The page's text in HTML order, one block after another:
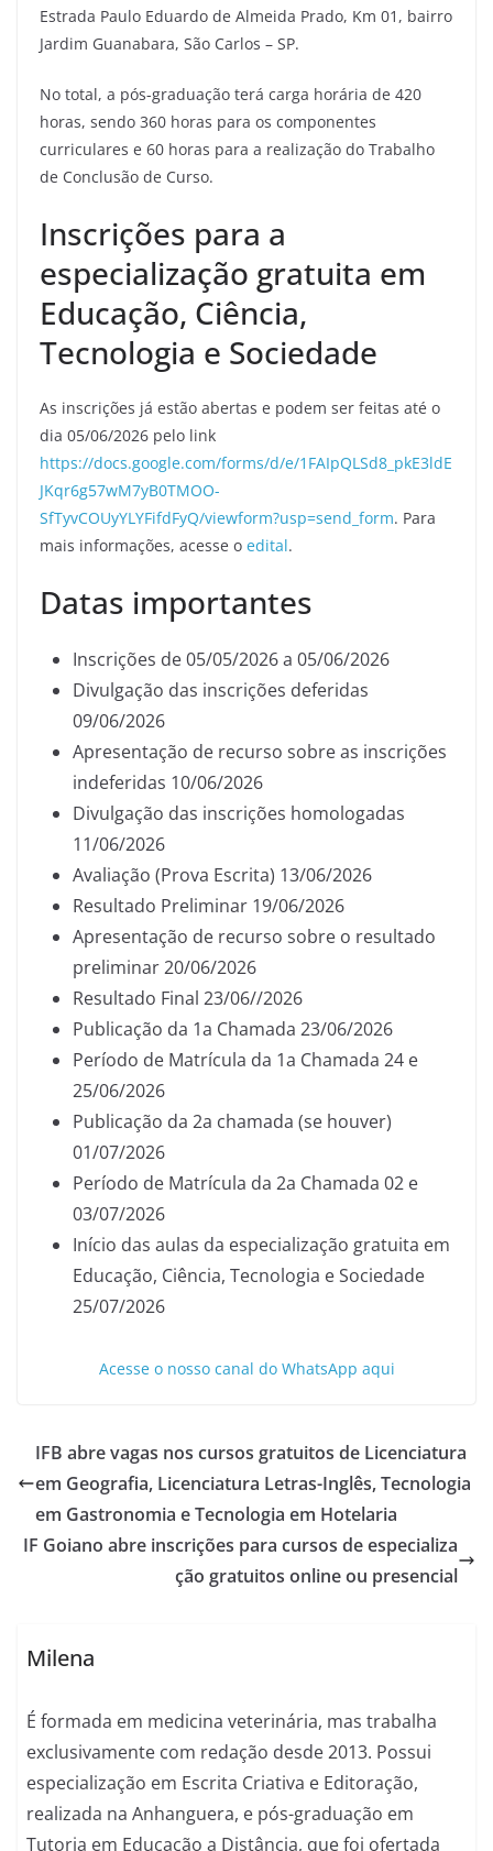
Estrada Paulo Eduardo de Almeida Prado, Km 01, bairro
Jardim Guanabara, São Carlos – SP.
No total, a pós-graduação terá carga horária de 420
horas, sendo 360 horas para os componentes
curriculares e 60 horas para a realização do Trabalho
de Conclusão de Curso.
Inscrições para a
especialização gratuita em
Educação, Ciência,
Tecnologia e Sociedade
As inscrições já estão abertas e podem ser feitas até o
dia 05/06/2026 pelo link
https://docs.google.com/forms/d/e/1FAIpQLSd8_pkE3ldE
JKqr6g57wM7yB0TMOO-
SfTyvCOUyYLYFifdFyQ/viewform?usp=send_form. Para
mais informações, acesse o edital.
Datas importantes
Inscrições de 05/05/2026 a 05/06/2026
Divulgação das inscrições deferidas
09/06/2026
Apresentação de recurso sobre as inscrições
indeferidas 10/06/2026
Divulgação das inscrições homologadas
11/06/2026
Avaliação (Prova Escrita) 13/06/2026
Resultado Preliminar 19/06/2026
Apresentação de recurso sobre o resultado
preliminar 20/06/2026
Resultado Final 23/06//2026
Publicação da 1a Chamada 23/06/2026
Período de Matrícula da 1a Chamada 24 e
25/06/2026
Publicação da 2a chamada (se houver)
01/07/2026
Período de Matrícula da 2a Chamada 02 e
03/07/2026
Início das aulas da especialização gratuita em
Educação, Ciência, Tecnologia e Sociedade
25/07/2026
Acesse o nosso canal do WhatsApp aqui
IFB abre vagas nos cursos gratuitos de Licenciatura
em Geografia, Licenciatura Letras-Inglês, Tecnologia
em Gastronomia e Tecnologia em Hotelaria
IF Goiano abre inscrições para cursos de especializa
ção gratuitos online ou presencial
Milena
É formada em medicina veterinária, mas trabalha
exclusivamente com redação desde 2013. Possui
especialização em Escrita Criativa e Editoração,
realizada na Anhanguera, e pós-graduação em
Tutoria em Educação a Distância, que foi ofertada